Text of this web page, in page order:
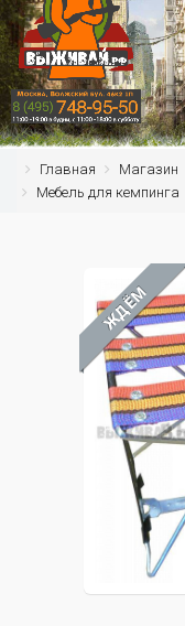
Главная Магазин
Мебель для кемпинга
ЖДЁМ